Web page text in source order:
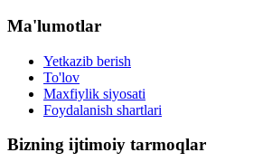
Ma'lumotlar
Yetkazib berish
To'lov
Maxfiylik siyosati
Foydalanish shartlari
Bizning ijtimoiy tarmoqlar